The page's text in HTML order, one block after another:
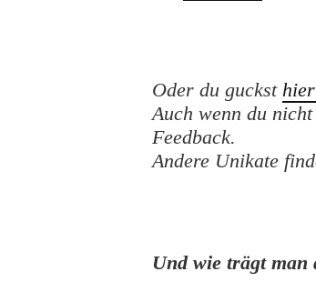
Oder du guckst
Auch wenn du
Feedback.
Andere Unikate
Und wie trägt man